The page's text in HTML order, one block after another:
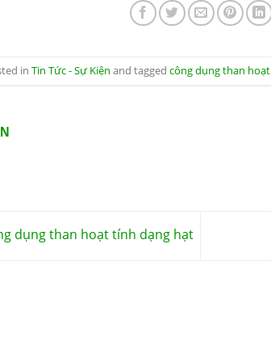
in Tin Tức - Sự Kiện and tagged công dụng than
dụng than hoạt tính dạng hạt